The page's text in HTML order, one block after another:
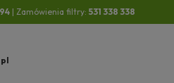
| Zamówienia filtry: 531 338 338